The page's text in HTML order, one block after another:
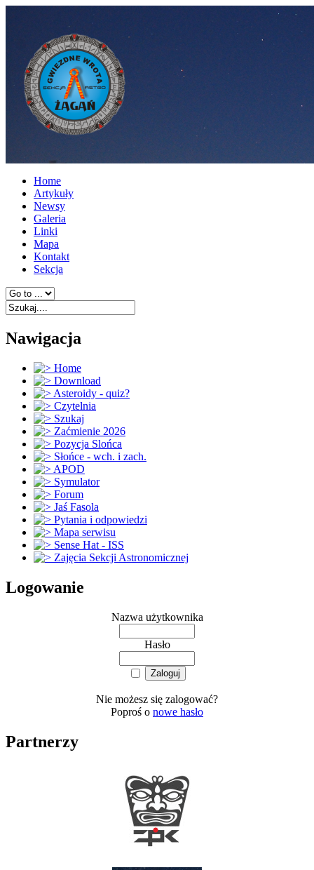
Home
Artykuły
Newsy
Galeria
Linki
Mapa
Kontakt
Sekcja
Nawigacja
Home
Download
Asteroidy - quiz?
Czytelnia
Szukaj
Zaćmienie 2026
Pozycja Slońca
Słońce - wch. i zach.
APOD
Symulator
Forum
Jaś Fasola
Pytania i odpowiedzi
Mapa serwisu
Sense Hat - ISS
Zajęcia Sekcji Astronomicznej
Logowanie
Nazwa użytkownika
Hasło
Nie możesz się zalogować?
Poproś o nowe hasło
Partnerzy